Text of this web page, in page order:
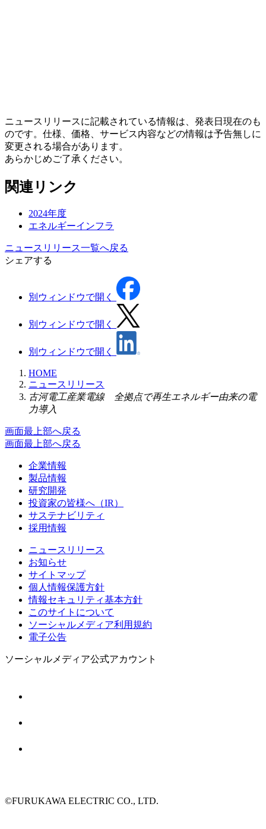
ニュースリリースに記載されている情報は、発表日現在のも
のです。仕様、価格、サービス内容などの情報は予告無しに
変更される場合があります。
あらかじめご了承ください。
関連リンク
2024年度
エネルギーインフラ
ニュースリリース一覧へ戻る
シェアする
別ウィンドウで開く
別ウィンドウで開く
別ウィンドウで開く
HOME
ニュースリリース
古河電工産業電線 全拠点で再生エネルギー由来の電
力導入
画面最上部へ戻る
画面最上部へ戻る
企業情報
製品情報
研究開発
投資家の皆様へ（IR）
サステナビリティ
採用情報
ニュースリリース
お知らせ
サイトマップ
個人情報保護方針
情報セキュリティ基本方針
このサイトについて
ソーシャルメディア利用規約
電子公告
ソーシャルメディア公式アカウント
©FURUKAWA ELECTRIC CO., LTD.